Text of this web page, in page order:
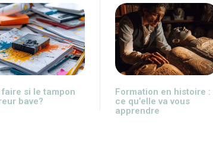
faire si le tampon
bave?
Formation en histoire :
ce qu’elle va vous
apprendre